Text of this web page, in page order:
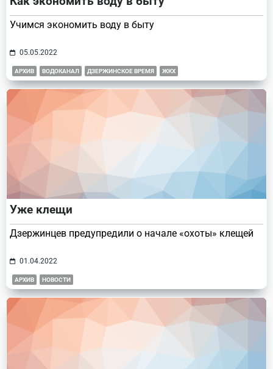
Учимся экономить воду в быту
05.05.2022
АРХИВ ВОДОКАНАЛ ДЗЕРЖИНСКОЕ ВРЕМЯ ЖКХ
Уже клещи
Дзержинцев предупредили о начале «охоты» клещей
01.04.2022
АРХИВ НОВОСТИ